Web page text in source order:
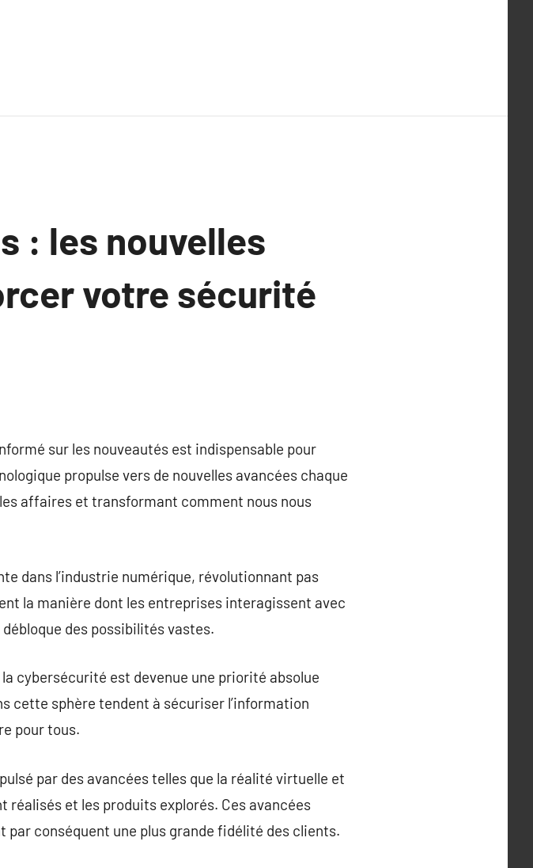
: les nouvelles
votre sécurité
sur les nouveautés est indispensable pour
propulse vers de nouvelles avancées chaque
affaires et transformant comment nous nous
dans l’industrie numérique, révolutionnant pas
la manière dont les entreprises interagissent avec
des possibilités vastes.
cybersécurité est devenue une priorité absolue
cette sphère tendent à sécuriser l’information
pour tous.
par des avancées telles que la réalité virtuelle et
et les produits explorés. Ces avancées
conséquent une plus grande fidélité des clients.